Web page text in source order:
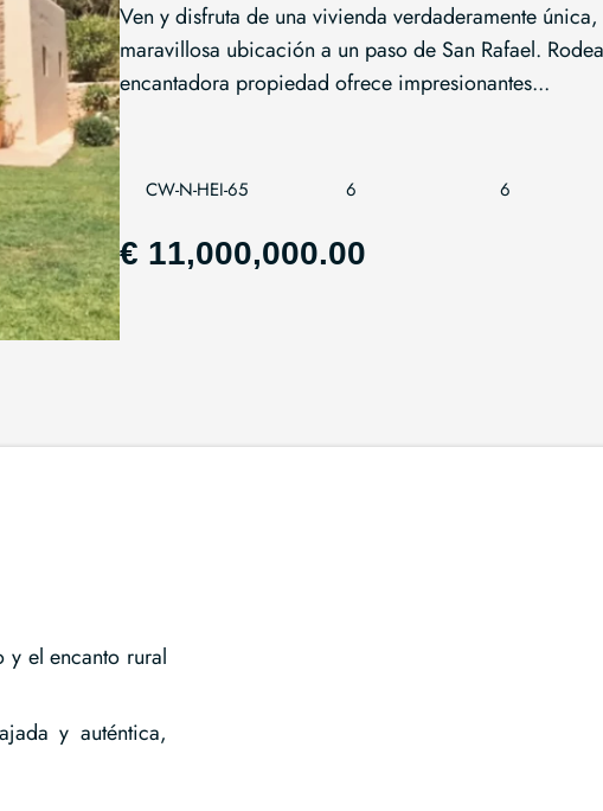
Ven y disfruta de una vivienda verdaderamente
maravillosa ubicación a un paso de San Rafael.
encantadora propiedad ofrece impresionantes...
CW-N-HEI-65 6 6
€ 11,000,000.00
y el encanto rural
y auténtica,